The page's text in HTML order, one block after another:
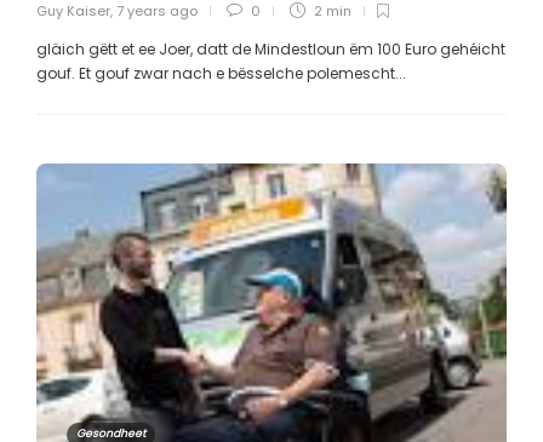
Guy Kaiser, 7 years ago 0 2 min
gläich gëtt et ee Joer, datt de Mindestloun ëm 100 Euro gehéicht
gouf. Et gouf zwar nach e bësselche polemescht...
Gesondheet